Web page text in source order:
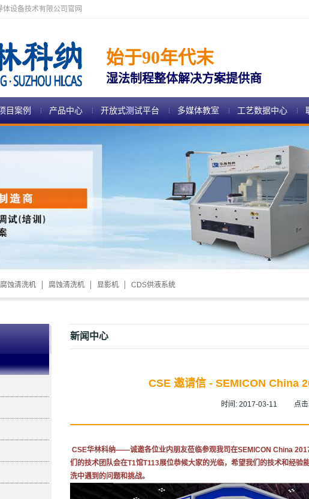
设备技术有限公司官网
始于90年代末
湿法制程整体解决方案提供商
目案例 产品中心 开放式测试平台 多媒体教室 工艺数据中心
蚀清洗机 腐蚀清洗机 显影机 CDS供液系统
新闻中心
CSE 邀请信 - SEMICON China
时间: 2017-03-11 点
CSE华林科纳——诚邀各位业内朋友莅临参观我司在SEMICON China
们的技术团队会在T1馆T113展位恭候大家的光临，希望我们的技术和经
洗中遇到的问题和挑战。